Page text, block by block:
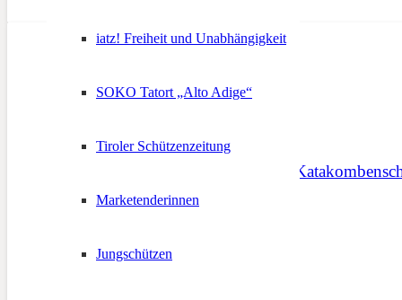
iatz! Freiheit und Unabhängigkeit
SOKO Tatort „Alto Adige“
Tiroler Schützenzeitung
Marketenderinnen
Jungschützen
Sonderausstellung zur